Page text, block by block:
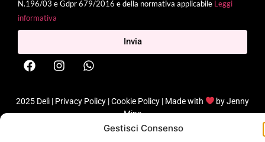
Gestisci Consenso
N.196/03 e Gdpr 679/2016 e della normativa applicabile Leggi
informativa
Invia
2025 Delì | Privacy Policy|Cookie Policy| Made with byJenny
Mina